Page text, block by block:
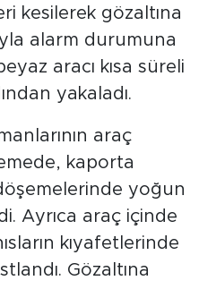
kesilerek gözaltına
alarm durumuna
aracı kısa süreli
yakaladı.
araç
kaporta
yoğun
Ayrıca araç içinde
kıyafetlerinde
Gözaltına